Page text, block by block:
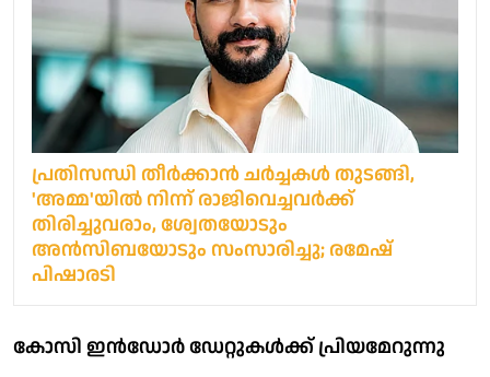
പ്രതിസന്ധി തീര്‍ക്കാന്‍ ചര്‍ച്ചകള്‍ തുടങ്ങി,
'അമ്മ'യില്‍ നിന്ന് രാജിവെച്ചവര്‍ക്ക്
തിരിച്ചുവരാം, ശ്വേതയോടും
അന്‍സിബയോടും സംസാരിച്ചു; രമേഷ്
പിഷാരടി
കോസി ഇന്‍ഡോര്‍ ഡേറ്റുകള്‍ക്ക് പ്രിയമേറുന്നു